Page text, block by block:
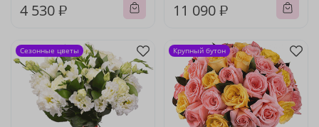
4 530 ₽ 11 090 ₽
Сезонные цветы Крупный бутон